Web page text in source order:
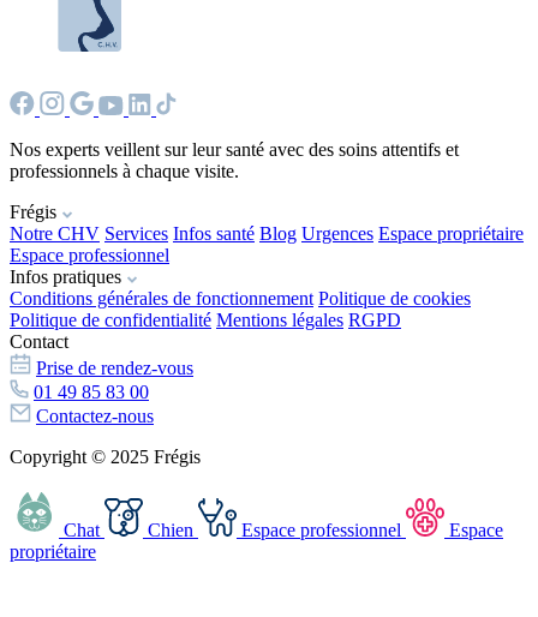
Nos experts veillent sur leur santé avec des soins attentifs et
professionnels à chaque visite.
Frégis
Notre CHV Services Infos santé Blog Urgences Espace propriétaire
Espace professionnel
Infos pratiques
Conditions générales de fonctionnement Politique de cookies
Politique de confidentialité Mentions légales RGPD
Contact
Prise de rendez-vous
01 49 85 83 00
Contactez-nous
Copyright © 2025 Frégis
Chat Chien Espace professionnel
Espace
propriétaire